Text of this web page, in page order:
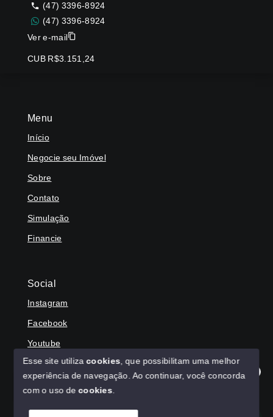
Olá! Agradecemos seu contato, como podemos ajudar?
Menu
Início
Negocie seu Imóvel
Sobre
Contato
Simulação
Financie
Social
Instagram
Facebook
Youtube
© Copyright 2026 - HAGA IMÓVEIS - Todos os direitos
(47) 3396-8924
(47) 3396-8924
Ver e-mail
CUB R$3.151,24
Esse site utilizacookies , que possibilitam uma melhor
experiência de navegação. Ao continuar, você concorda
com o uso decookies